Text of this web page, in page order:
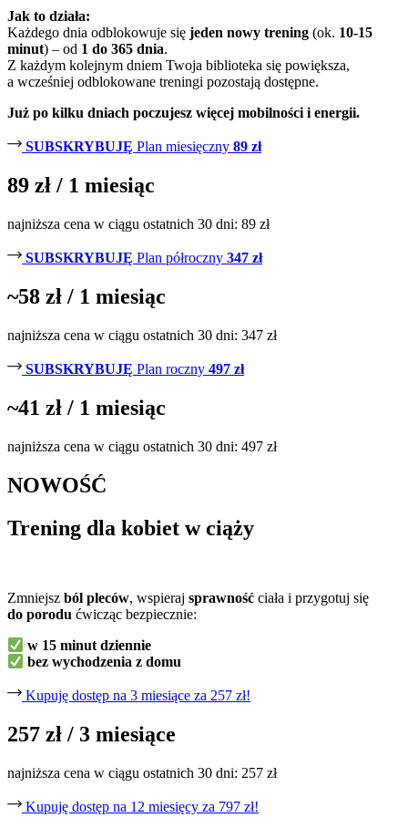
Jak to działa:
Każdego dnia odblokowuje się jeden nowy trening (ok. 10-15
minut) – od 1 do 365 dnia.
Z każdym kolejnym dniem Twoja biblioteka się powiększa,
a wcześniej odblokowane treningi pozostają dostępne.
Już po kilku dniach poczujesz więcej mobilności i energii.
SUBSKRYBUJĘ Plan miesięczny 89 zł
89 zł / 1 miesiąc
najniższa cena w ciągu ostatnich 30 dni: 89 zł
SUBSKRYBUJĘ Plan półroczny 347 zł
~58 zł / 1 miesiąc
najniższa cena w ciągu ostatnich 30 dni: 347 zł
SUBSKRYBUJĘ Plan roczny 497 zł
~41 zł / 1 miesiąc
najniższa cena w ciągu ostatnich 30 dni: 497 zł
NOWOŚĆ
Trening dla kobiet w ciąży
Zmniejsz ból pleców, wspieraj sprawność ciała i przygotuj się
do porodu ćwicząc bezpiecznie:
w 15 minut dziennie
bez wychodzenia z domu
Kupuję dostęp na 3 miesiące za 257 zł!
257 zł / 3 miesiące
najniższa cena w ciągu ostatnich 30 dni: 257 zł
Kupuję dostęp na 12 miesięcy za 797 zł!